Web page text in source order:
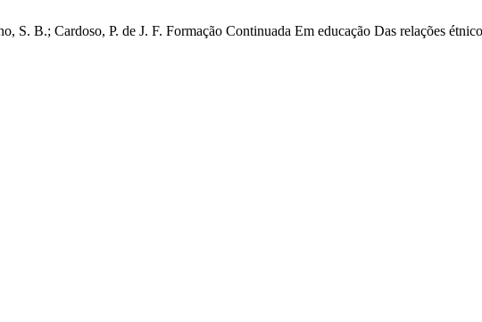
S. B.; Cardoso, P. de J. F. Formação Continuada Em educação Das relações